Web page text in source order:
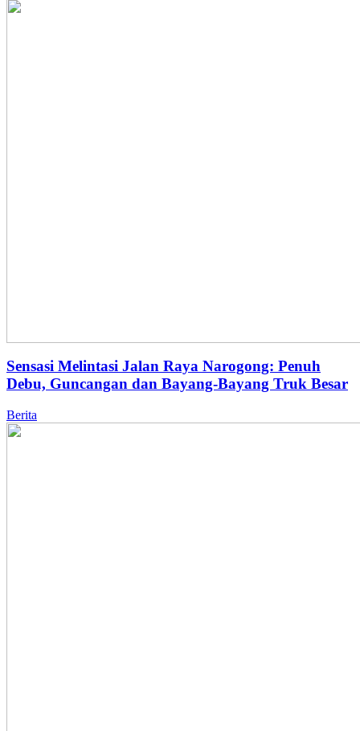
Sensasi Melintasi Jalan Raya Narogong: Penuh
Debu, Guncangan dan Bayang-Bayang Truk Besar
Berita